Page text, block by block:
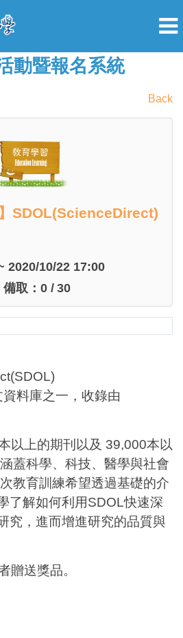
動暨報名系統
Back
】SDOL(ScienceDirect)
2020/10/22 17:00
備取： 0 / 30
料庫之一，收錄由
以上的期刊以及 39,000本以
蓋科學、科技、醫學與社會
教育訓練希望透過基礎的介
了解如何利用SDOL快速深
究，進而增進研究的品質與
贈送獎品。